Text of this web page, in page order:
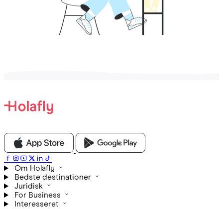
Om Holafly
Bedste destinationer
Juridisk
For Business
Interesseret